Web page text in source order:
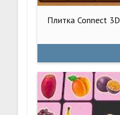
Плитка Connect 3D